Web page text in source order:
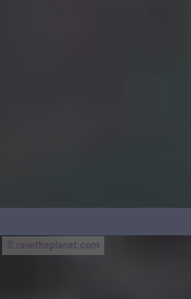
ravetheplanet.com